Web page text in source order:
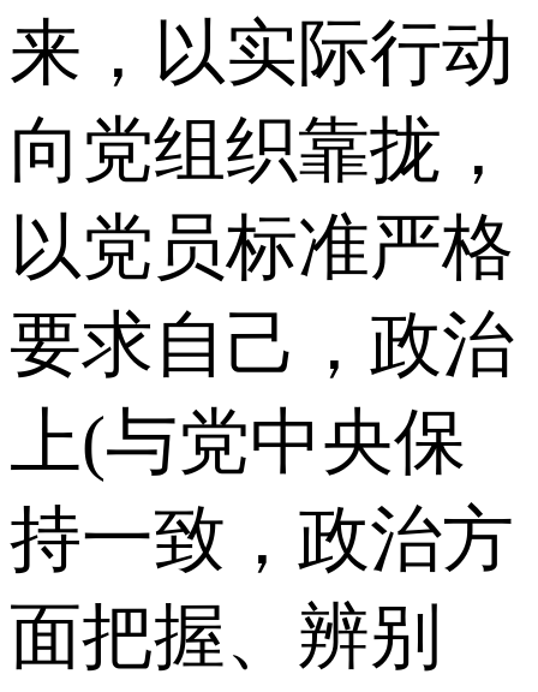
来，以实际行动
向党组织靠拢，
以党员标准严格
要求自己，政治
上(与党中央保
持一致，政治方
面把握、辨别